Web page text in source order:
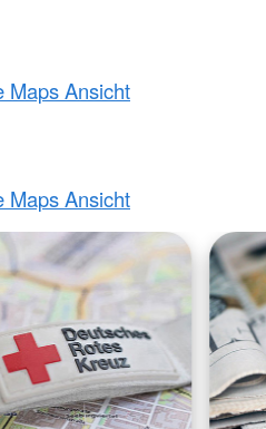
Maps Ansicht
Maps Ansicht